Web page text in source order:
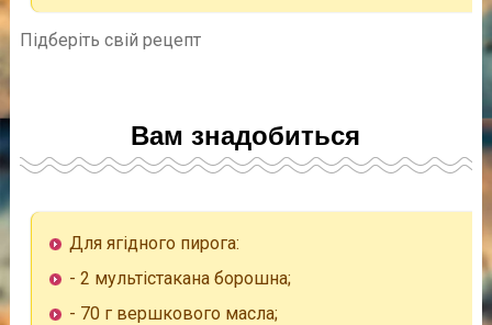
Підберіть свій рецепт
Вам знадобиться
Для ягідного пирога:
- 2 мультістакана борошна;
- 70 г вершкового масла;